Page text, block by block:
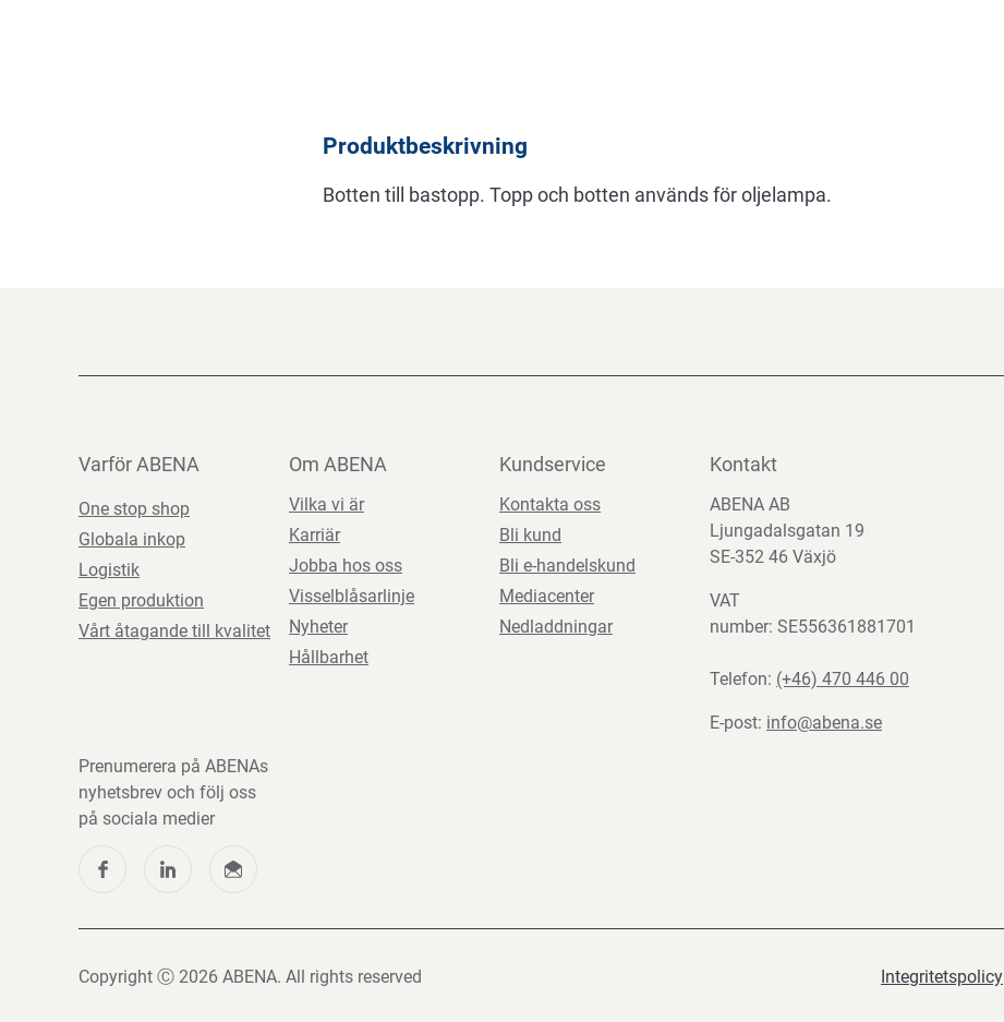
Produktbeskrivning
Botten till bastopp. Topp och botten används för oljelampa.
Varför ABENA
One stop shop
Globala inkop
Logistik
Egen produktion
Vårt åtagande till kvalitet
Om ABENA
Vilka vi är
Karriär
Jobba hos oss
Visselblåsarlinje
Nyheter
Hållbarhet
Kundservice
Kontakta oss
Bli kund
Bli e-handelskund
Mediacenter
Nedladdningar
Kontakt
ABENA AB
Ljungadalsgatan 19
SE-352 46 Växjö
VAT
number: SE556361881701
Telefon: (+46) 470 446 00
E-post: info@abena.se
Prenumerera på ABENAs
nyhetsbrev och följ oss
på sociala medier
Copyright Ⓒ 2026 ABENA. All rights reserved Integritetspolicy